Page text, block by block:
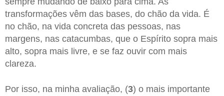
transformações vêm das bases, do chão da vida. É
no chão, na vida concreta das pessoas, nas
margens, nas catacumbas, que o Espírito sopra mais
alto, sopra mais livre, e se faz ouvir com mais
clareza.
Por isso, na minha avaliação, (3) o mais importante